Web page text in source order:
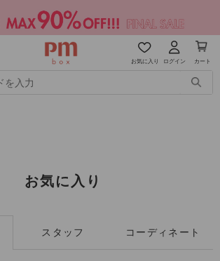
お気に入り ログイン カート
お気に入り
スタッフ コーディネート